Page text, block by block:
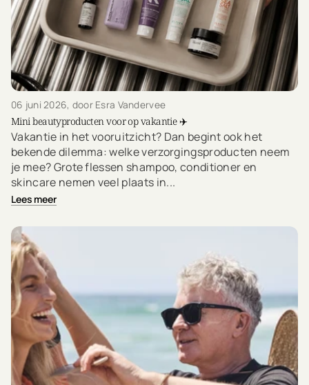
06 juni 2026, door Esra Vandervee
Mini beautyproducten voor op vakantie ✈️
Vakantie in het vooruitzicht? Dan begint ook het
bekende dilemma: welke verzorgingsproducten neem
je mee? Grote flessen shampoo, conditioner en
skincare nemen veel plaats in...
Lees meer